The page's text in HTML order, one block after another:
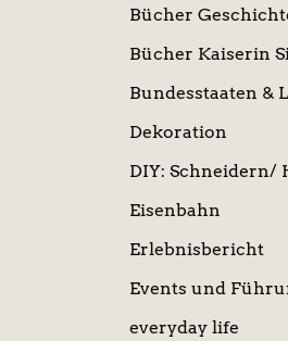
Bücher
Bücher Kaiserin
Bundesstaaten &
Dekoration
DIY: Schneidern/
Eisenbahn
Erlebnisbericht
Events und
everyday life